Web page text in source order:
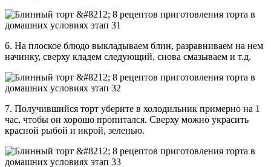
6. На плоское блюдо выкладываем блин, разравниваем на нем
начинку, сверху кладем следующий, снова смазываем и т.д.
7. Получившийся торт уберите в холодильник примерно на 1
час, чтобы он хорошо пропитался. Сверху можно украсить
красной рыбой и икрой, зеленью.